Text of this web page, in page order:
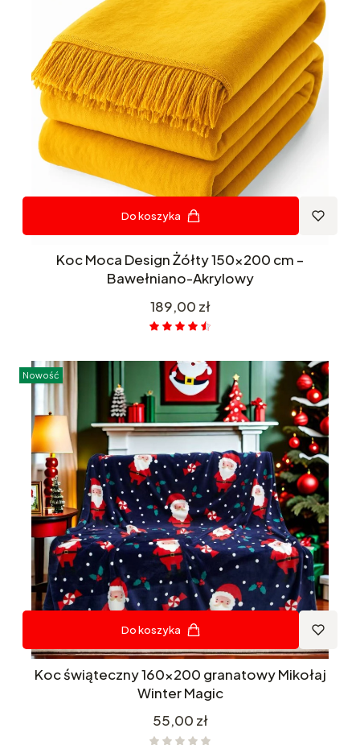
Do koszyka
Koc Moca Design Żółty 150x200 cm –
Bawełniano-Akrylowy
Cena
189,00 zł
Nowość
Do koszyka
Koc świąteczny 160x200 granatowy Mikołaj
Winter Magic
Cena
55,00 zł